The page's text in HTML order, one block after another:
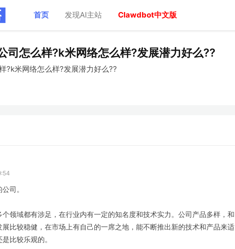
首页 发现AI主站 Clawdbot中文版
司怎么样?k米网络怎么样?发展潜力好么??
?k米网络怎么样?发展潜力好么??
司。
领域都有涉足，在行业内有一定的知名度和技术实力。公司产品多样，和
比较稳健，在市场上有自己的一席之地，能不断推出新的技术和产品来适
比较乐观的。